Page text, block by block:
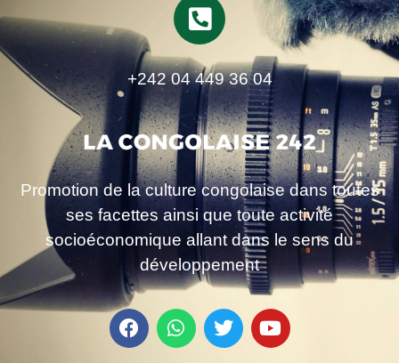
+242 04 449 36 04
Promotion de la culture congolaise dans toutes
ses facettes ainsi que toute activité
socioéconomique allant dans le sens du
développement